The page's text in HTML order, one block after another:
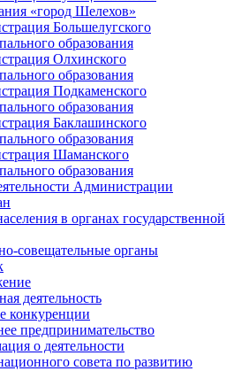
«город Шелехов»
Большелугского
образования
Олхинского
образования
Подкаменского
образования
Баклашинского
образования
Шаманского
образования
Администрации
в органах государственной
совещательные органы
деятельность
конкуренции
предпринимательство
о деятельности
совета по развитию